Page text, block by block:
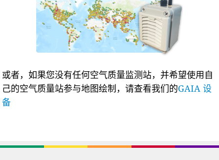
或者，如果您没有任何空气质量监测站，并希望使用自
己的空气质量站参与地图绘制，请查看我们的GAIA 设
备